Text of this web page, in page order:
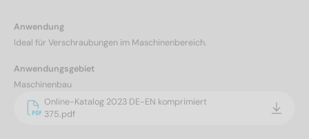
Anwendung
Ideal für Verschraubungen im Maschinenbereich.
Anwendungsgebiet
Maschinenbau
Online-Katalog 2023 DE-EN komprimiert
375.pdf